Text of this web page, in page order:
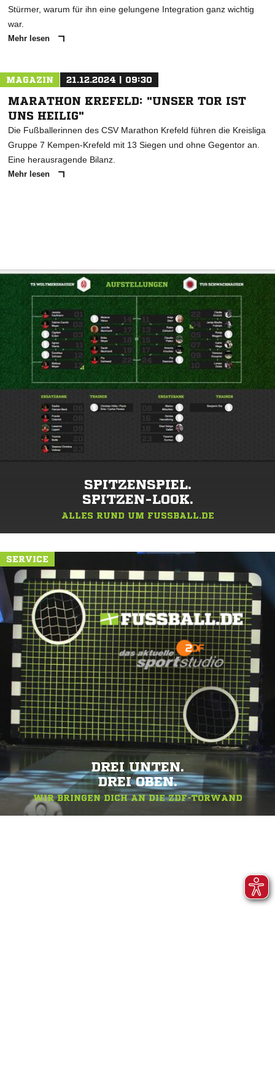
Stürmer, warum für ihn eine gelungene Integration ganz wichtig
war.
Mehr lesen
MAGAZIN 21.12.2024 | 09:30
MARATHON KREFELD: "UNSER TOR IST
UNS HEILIG"
Die Fußballerinnen des CSV Marathon Krefeld führen die Kreisliga
Gruppe 7 Kempen-Krefeld mit 13 Siegen und ohne Gegentor an.
Eine herausragende Bilanz.
Mehr lesen
SPITZENSPIEL.
SPITZEN-LOOK.
ALLES RUND UM FUSSBALL.DE
SERVICE
DREI UNTEN.
DREI OBEN.
WIR BRINGEN DICH AN DIE ZDF-TORWAND